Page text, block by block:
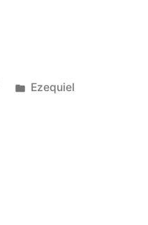
Posted
Ezequiel